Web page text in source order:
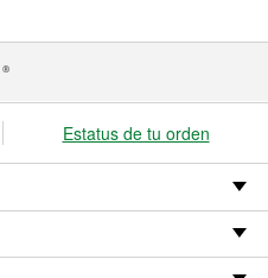
®
Estatus de tu orden